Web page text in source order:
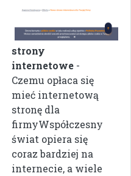
strony
internetowe -
Czemu opłaca się
mieć internetową
stronę dla
firmyWspółczesny
świat opiera się
coraz bardziej na
internecie, a wiele